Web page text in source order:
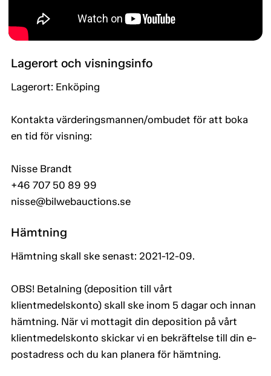
Lagerort och visningsinfo
Lagerort: Enköping
Kontakta värderingsmannen/ombudet för att boka
en tid för visning:
Nisse Brandt
+46 707 50 89 99
nisse@bilwebauctions.se
Hämtning
Hämtning skall ske senast: 2021-12-09.
OBS! Betalning (deposition till vårt
klientmedelskonto) skall ske inom 5 dagar och innan
hämtning. När vi mottagit din deposition på vårt
klientmedelskonto skickar vi en bekräftelse till din e-
postadress och du kan planera för hämtning.